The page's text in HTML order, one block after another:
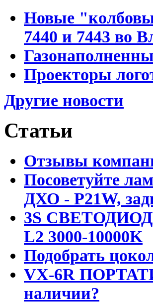
Новые
7440 и 7443 во
Проекторы
Другие новости
Статьи
Отзывы
Посоветуйте
ДХО - P21W,
3S
L2 3000-10000K
Подобрать
VX-6R
наличии?